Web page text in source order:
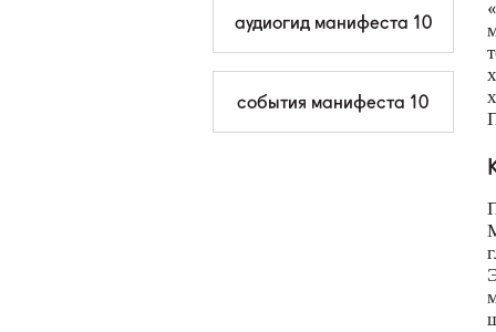
аудиогид манифеста 10
события манифеста 10